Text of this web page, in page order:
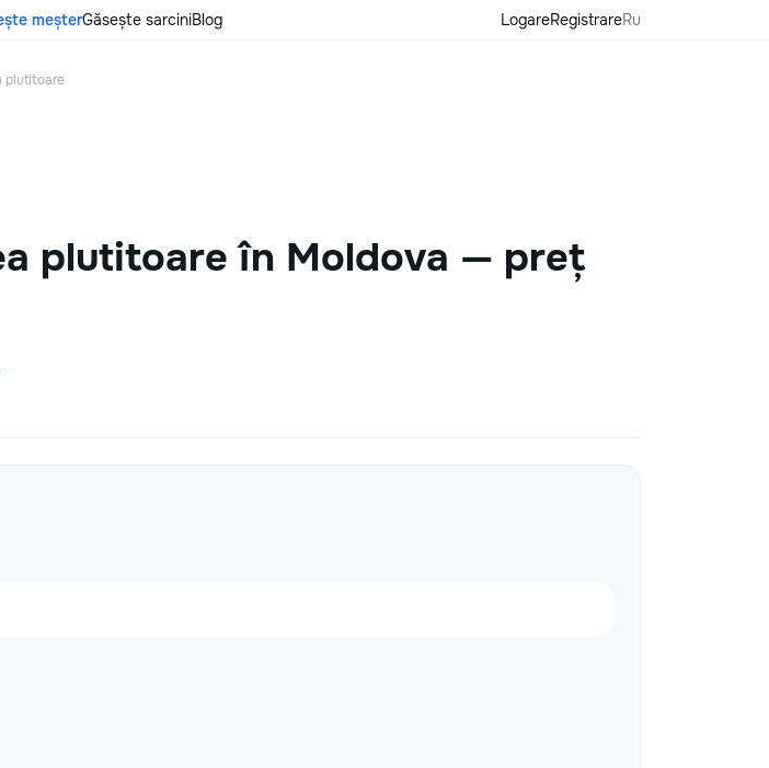
meșterGăsește sarciniBlog LogareRegistrareRu
plutitoare
plutitoare în Moldova — preț